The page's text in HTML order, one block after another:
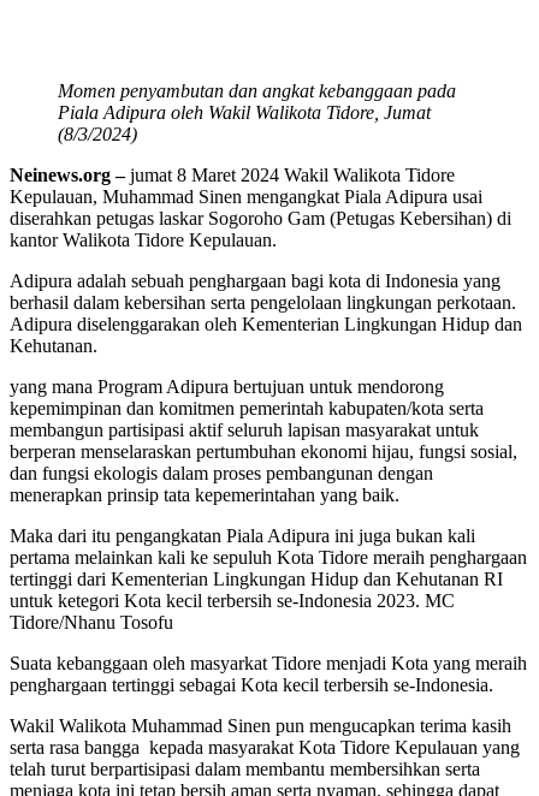
Momen penyambutan dan angkat kebanggaan pada
Piala Adipura oleh Wakil Walikota Tidore, Jumat
(8/3/2024)
Neinews.org –jumat 8 Maret 2024 Wakil Walikota Tidore
Kepulauan, Muhammad Sinen mengangkat Piala Adipura usai
diserahkan petugas laskar Sogoroho Gam (Petugas Kebersihan) di
kantor Walikota Tidore Kepulauan.
Adipura adalah sebuah penghargaan bagi kota di Indonesia yang
berhasil dalam kebersihan serta pengelolaan lingkungan perkotaan.
Adipura diselenggarakan oleh Kementerian Lingkungan Hidup dan
Kehutanan.
yang mana Program Adipura bertujuan untuk mendorong
kepemimpinan dan komitmen pemerintah kabupaten/kota serta
membangun partisipasi aktif seluruh lapisan masyarakat untuk
berperan menselaraskan pertumbuhan ekonomi hijau, fungsi sosial,
dan fungsi ekologis dalam proses pembangunan dengan
menerapkan prinsip tata kepemerintahan yang baik.
Maka dari itu pengangkatan Piala Adipura ini juga bukan kali
pertama melainkan kali ke sepuluh Kota Tidore meraih penghargaan
tertinggi dari Kementerian Lingkungan Hidup dan Kehutanan RI
untuk ketegori Kota kecil terbersih se-Indonesia 2023. MC
Tidore/Nhanu Tosofu
Suata kebanggaan oleh masyarkat Tidore menjadi Kota yang meraih
penghargaan tertinggi sebagai Kota kecil terbersih se-Indonesia.
Wakil Walikota Muhammad Sinen pun mengucapkan terima kasih
serta rasa bangga kepada masyarakat Kota Tidore Kepulauan yang
telah turut berpartisipasi dalam membantu membersihkan serta
menjaga kota ini tetap bersih aman serta nyaman, sehingga dapat